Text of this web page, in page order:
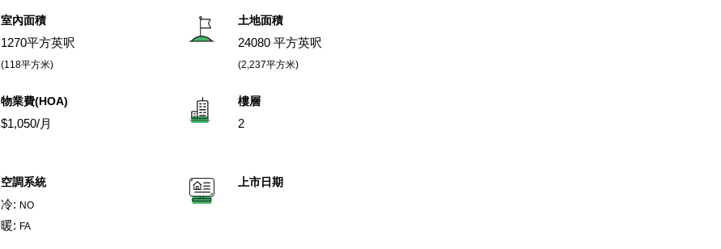
室內面積
1270平方英呎
(118平方米)
土地面積
24080 平方英呎
(2,237平方米)
物業費(HOA)
$1,050/月
樓層
2
空調系統
冷: NO
暖: FA
上市日期